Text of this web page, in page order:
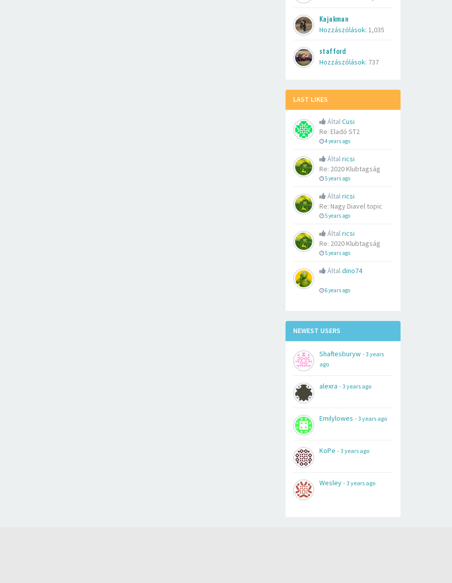
Kajakman
Hozzászólások: 1,035
stafford
Hozzászólások: 737
LAST LIKES
ÁltalCusi
Re: Eladó ST2
4 years ago
Általricsi
Re: 2020 Klubtagság
5 years ago
Általricsi
Re: Nagy Diavel topic
5 years ago
Általricsi
Re: 2020 Klubtagság
5 years ago
Általdino74
6 years ago
NEWEST USERS
Shaftesburyw- 3 years
ago
alexra - 3 years ago
Emilylowes - 3 years ago
KoPe - 3 years ago
Wesley- 3 years ago